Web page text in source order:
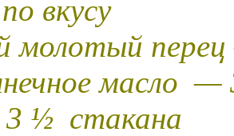
вкусу
молотый перец
масло —
3 ½ стакана